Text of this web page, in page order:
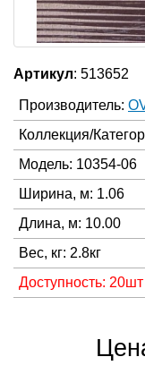
Артикул: 513652
Производитель:
Коллекция/
Модель: 10354-06
Ширина, м: 1.06
Длина, м: 10.00
Вес, кг: 2.8кг
Доступность: 20шт